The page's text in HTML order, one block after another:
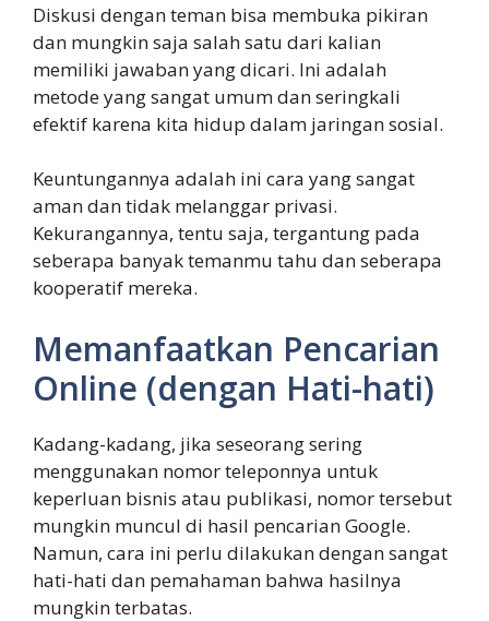
Diskusi dengan teman bisa membuka pikiran
dan mungkin saja salah satu dari kalian
memiliki jawaban yang dicari. Ini adalah
metode yang sangat umum dan seringkali
efektif karena kita hidup dalam jaringan sosial.
Keuntungannya adalah ini cara yang sangat
aman dan tidak melanggar privasi.
Kekurangannya, tentu saja, tergantung pada
seberapa banyak temanmu tahu dan seberapa
kooperatif mereka.
Memanfaatkan Pencarian
Online (dengan Hati-hati)
Kadang-kadang, jika seseorang sering
menggunakan nomor teleponnya untuk
keperluan bisnis atau publikasi, nomor tersebut
mungkin muncul di hasil pencarian Google.
Namun, cara ini perlu dilakukan dengan sangat
hati-hati dan pemahaman bahwa hasilnya
mungkin terbatas.